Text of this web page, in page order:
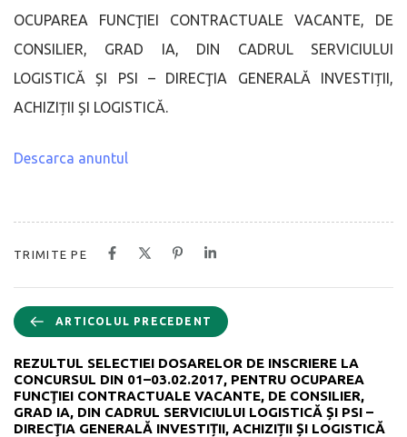
OCUPAREA FUNCŢIEI CONTRACTUALE VACANTE, DE
CONSILIER, GRAD IA, DIN CADRUL SERVICIULUI
LOGISTICĂ ȘI PSI – DIRECŢIA GENERALĂ INVESTIȚII,
ACHIZIȚII ȘI LOGISTICĂ.
Descarca anuntul
TRIMITE PE
ARTICOLUL PRECEDENT
REZULTUL SELECTIEI DOSARELOR DE INSCRIERE LA
CONCURSUL DIN 01–03.02.2017, PENTRU OCUPAREA
FUNCŢIEI CONTRACTUALE VACANTE, DE CONSILIER,
GRAD IA, DIN CADRUL SERVICIULUI LOGISTICĂ ȘI PSI –
DIRECŢIA GENERALĂ INVESTIȚII, ACHIZIȚII ȘI LOGISTICĂ